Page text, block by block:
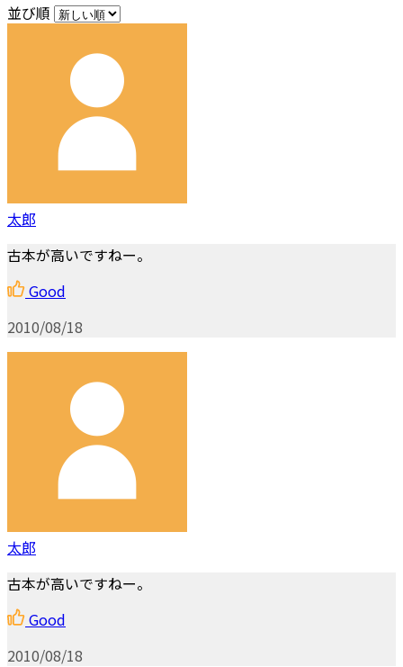
並び順
太郎
古本が高いですねー。
Good
2010/08/18
太郎
古本が高いですねー。
Good
2010/08/18